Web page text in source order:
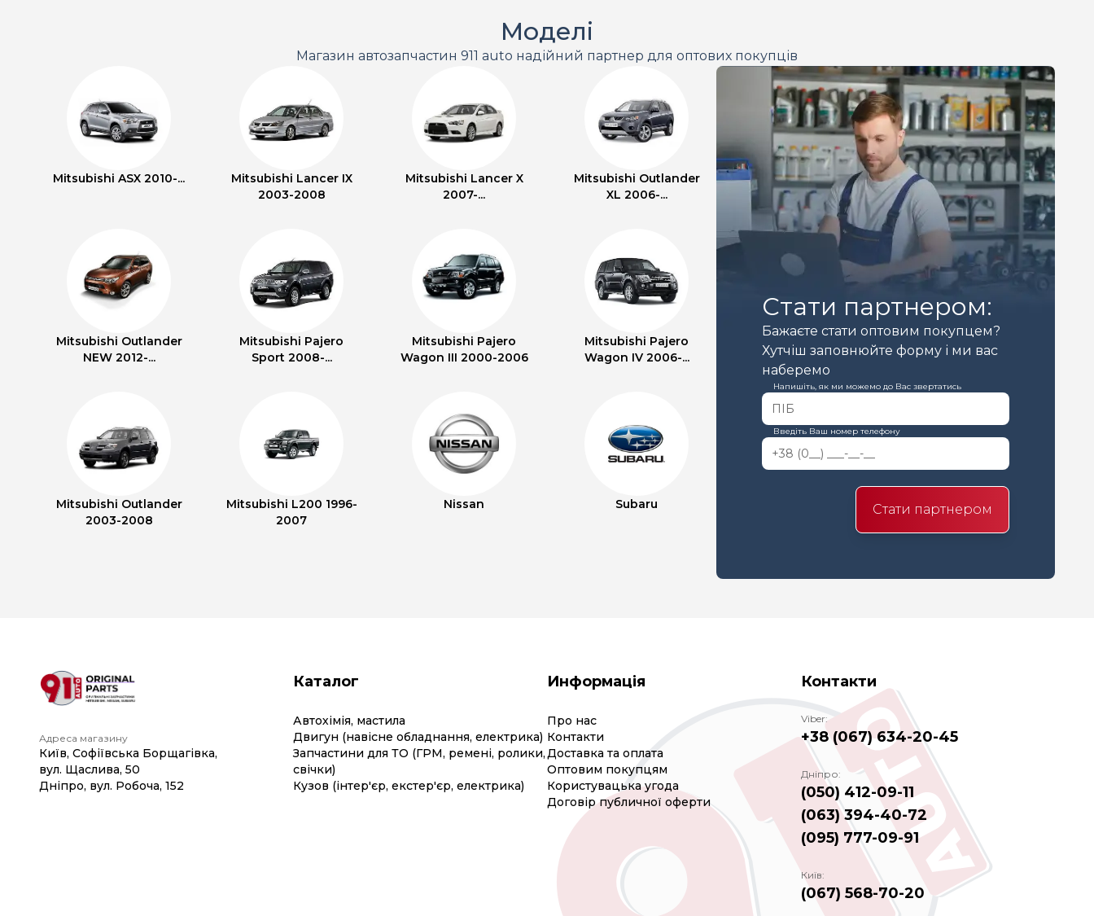
Моделі
Магазин автозапчастин 911 auto надійний партнер для оптових покупців
Mitsubishi ASX 2010-...
Mitsubishi Lancer IX
2003-2008
Mitsubishi Lancer X
2007-...
Mitsubishi Outlander
XL 2006-...
Mitsubishi Outlander
NEW 2012-...
Mitsubishi Pajero
Sport 2008-...
Mitsubishi Pajero
Wagon III 2000-2006
Mitsubishi Pajero
Wagon IV 2006-...
Mitsubishi Outlander
2003-2008
Mitsubishi L200 1996-
2007
Nissan Subaru
Стати партнером:
Бажаєте стати оптовим покупцем?
Хутчіш заповнюйте форму і ми вас
наберемо
Напишіть, як ми можемо до Вас звертатись
Введіть Ваш номер телефону
Стати партнером
Адреса магазину
Київ, Софіївська Борщагівка,
вул. Щаслива, 50
Дніпро, вул. Робоча, 152
Каталог
Автохімія, мастила
Двигун (навісне обладнання, електрика)
Запчастини для ТО (ГРМ, ремені, ролики,
свічки)
Кузов (інтер'єр, екстер'єр, електрика)
Информація
Про нас
Контакти
Доставка та оплата
Оптовим покупцям
Користувацька угода
Договір публичної оферти
Контакти
Viber:
+38 (067) 634-20-45
Дніпро:
(050) 412-09-11
(063) 394-40-72
(095) 777-09-91
Київ:
(067) 568-70-20